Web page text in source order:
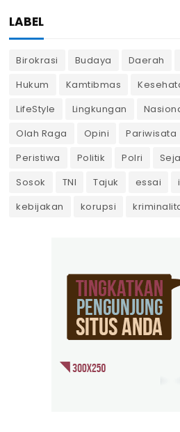
LABEL
Birokrasi Budaya Daerah
Hukum
Kamtibmas
LifeStyle
Lingkungan
Olah Raga
Opini Pariwisata
Peristiwa
Politik Polri
Sosok
TNI Tajuk essai
kebijakan
korupsi